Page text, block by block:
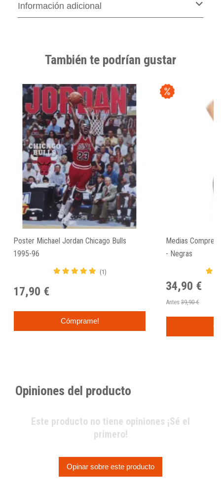
Información adicional
También te podrían gustar
Poster Michael Jordan Chicago Bulls
1995-96
(1)
17,90 €
Cómprame!
Medias
- Negras
34,90 €
Antes 39,90 €
Opiniones del producto
Este producto no tiene opiniones ¡Sé el
primero!
Opinar sobre este producto